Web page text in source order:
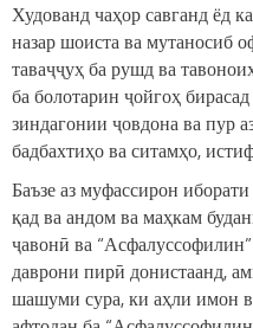
Худованд чаҳор савганд ёд
назар шоиста ва мутаносиб
таваҷҷуҳ ба рушд ва
ба болотарин ҷойгоҳ
зиндагонии ҷовдона ва пур
бадбахтиҳо ва ситамҳо,
Баъзе аз муфассирон
қад ва андом ва маҳкам
ҷавонӣ ва
даврони пирӣ донистаанд,
шашуми сура, ки аҳли имон